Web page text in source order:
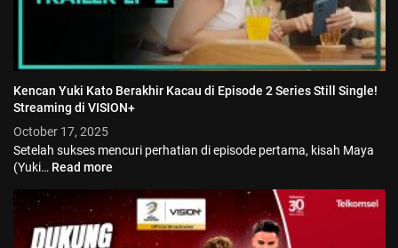
Kencan Yuki Kato Berakhir Kacau di Episode 2 Series Still Single!
Streaming di VISION+
October 17, 2025
Setelah sukses mencuri perhatian di episode pertama, kisah Maya
(Yuki… Read more